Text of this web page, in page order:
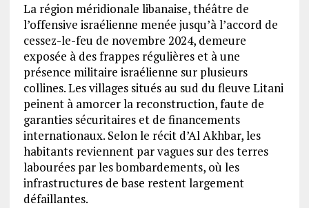
La région méridionale libanaise, théâtre de
l’offensive israélienne menée jusqu’à l’accord de
cessez-le-feu de novembre 2024, demeure
exposée à des frappes régulières et à une
présence militaire israélienne sur plusieurs
collines. Les villages situés au sud du fleuve Litani
peinent à amorcer la reconstruction, faute de
garanties sécuritaires et de financements
internationaux. Selon le récit d’Al Akhbar, les
habitants reviennent par vagues sur des terres
labourées par les bombardements, où les
infrastructures de base restent largement
défaillantes.